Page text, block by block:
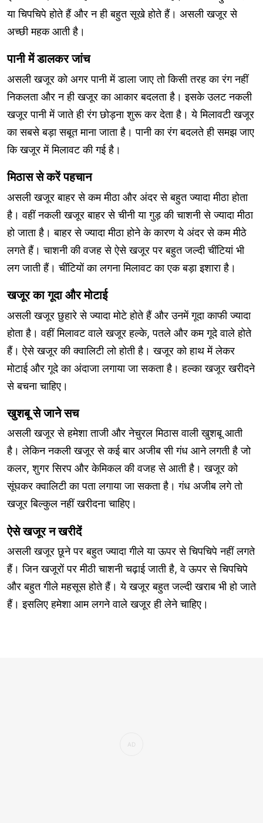
या चिपचिपे होते हैं और न ही बहुत सूखे होते हैं। असली खजूर से
अच्छी महक आती है।
पानी में डालकर जांच
असली खजूर को अगर पानी में डाला जाए तो किसी तरह का रंग नहीं
निकलता और न ही खजूर का आकार बदलता है। इसके उलट नकली
खजूर पानी में जाते ही रंग छोड़ना शुरू कर देता है। ये मिलावटी खजूर
का सबसे बड़ा सबूत माना जाता है। पानी का रंग बदलते ही समझ जाए
कि खजूर में मिलावट की गई है।
मिठास से करें पहचान
असली खजूर बाहर से कम मीठा और अंदर से बहुत ज्यादा मीठा होता
है। वहीं नकली खजूर बाहर से चीनी या गुड़ की चाशनी से ज्यादा मीठा
हो जाता है। बाहर से ज्यादा मीठा होने के कारण ये अंदर से कम मीठे
लगते हैं। चाशनी की वजह से ऐसे खजूर पर बहुत जल्दी चींटियां भी
लग जाती हैं। चींटियों का लगना मिलावट का एक बड़ा इशारा है।
खजूर का गूदा और मोटाई
असली खजूर छुहारे से ज्यादा मोटे होते हैं और उनमें गूदा काफी ज्यादा
होता है। वहीं मिलावट वाले खजूर हल्के, पतले और कम गूदे वाले होते
हैं। ऐसे खजूर की क्वालिटी लो होती है। खजूर को हाथ में लेकर
मोटाई और गूदे का अंदाजा लगाया जा सकता है। हल्का खजूर खरीदने
से बचना चाहिए।
खुशबू से जाने सच
असली खजूर से हमेशा ताजी और नेचुरल मिठास वाली खुशबू आती
है। लेकिन नकली खजूर से कई बार अजीब सी गंध आने लगती है जो
कलर, शुगर सिरप और केमिकल की वजह से आती है। खजूर को
सूंघकर क्वालिटी का पता लगाया जा सकता है। गंध अजीब लगे तो
खजूर बिल्कुल नहीं खरीदना चाहिए।
ऐसे खजूर न खरीदें
असली खजूर छूने पर बहुत ज्यादा गीले या ऊपर से चिपचिपे नहीं लगते
हैं। जिन खजूरों पर मीठी चाशनी चढ़ाई जाती है, वे ऊपर से चिपचिपे
और बहुत गीले महसूस होते हैं। ये खजूर बहुत जल्दी खराब भी हो जाते
हैं। इसलिए हमेशा आम लगने वाले खजूर ही लेने चाहिए।